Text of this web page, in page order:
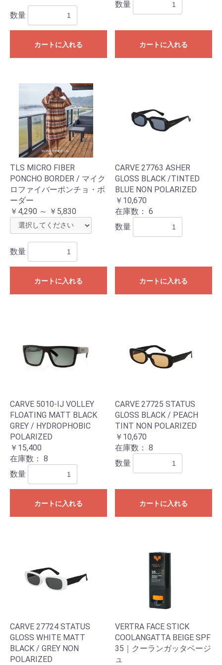
数量
カートに入れる
数量
カートに入れる
TLS MICRO FIBER
PONCHO BORDER / マイク
ロファイバーポンチョ・ボ
ーダー
￥4,290 ～ ￥5,830
数量
カートに入れる
CARVE 27763 ASHER
GLOSS BLACK /TINTED
BLUE NON POLARIZED
￥10,670
在庫数： 6
数量
カートに入れる
CARVE 5010-IJ VOLLEY
FLOATING MATT BLACK
GREY / HYDROPHOBIC
POLARIZED
￥15,400
在庫数： 8
数量
カートに入れる
CARVE 27725 STATUS
GLOSS BLACK / PEACH
TINT NON POLARIZED
￥10,670
在庫数： 8
数量
カートに入れる
CARVE 27724 STATUS
GLOSS WHITE MATT
BLACK / GREY NON
POLARIZED
VERTRA FACE STICK
COOLANGATTA BEIGE SPF
35｜クーランガッタベージ
ュ